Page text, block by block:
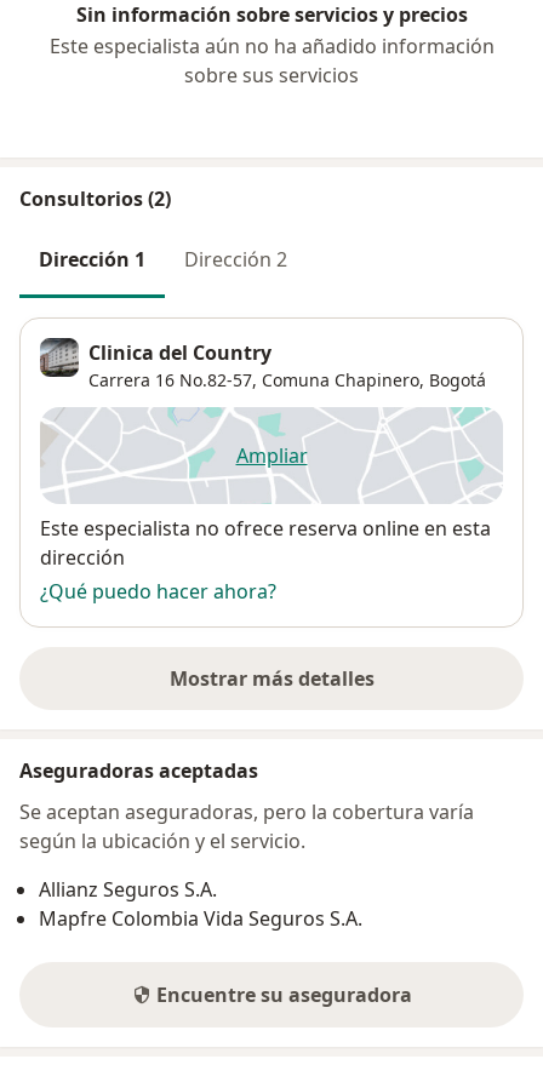
Sin información sobre servicios y precios
Este especialista aún no ha añadido información
sobre sus servicios
Consultorios (2)
Dirección 1 Dirección 2
Clinica del Country
Carrera 16 No.82-57, Comuna Chapinero, Bogotá
Ampliarse abre en una nueva
Disponibilidad
Este especialista no ofrece reserva online en esta
dirección
¿Qué puedo hacer ahora?
Mostrar más detalles
sobre la dirección
Aseguradoras aceptadas
Se aceptan aseguradoras, pero la cobertura varía
según la ubicación y el servicio.
Allianz Seguros S.A.
Mapfre Colombia Vida Seguros S.A.
Encuentre su aseguradora